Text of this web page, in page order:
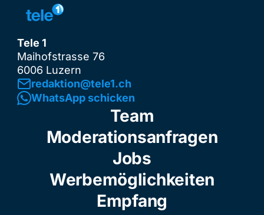
Tele 1
Maihofstrasse 76
6006 Luzern
redaktion@tele1.ch
WhatsApp schicken
Team
Moderationsanfragen
Jobs
Werbemöglichkeiten
Empfang